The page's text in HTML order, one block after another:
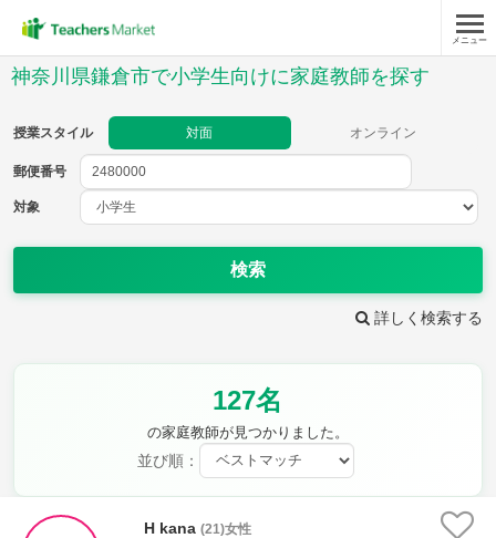
メニュー
神奈川県鎌倉市で小学生向けに家庭教師を探す
授業スタイル 対面 オンライン
郵便番号
対象
検索
詳しく検索する
127名
の家庭教師が見つかりました。
並び順：
H kana (21)女性
郵便番号
教科
理科
保健・体育 図画工作 書写
時給：¥1,000 ～ ¥10,000